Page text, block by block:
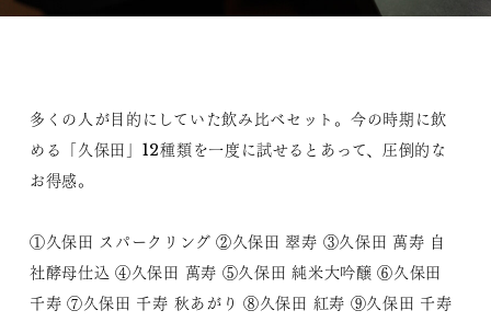
多くの人が目的にしていた飲み比べセット。今の時期に飲
める「久保田」12種類を一度に試せるとあって、圧倒的な
お得感。
①久保田 スパークリング ②久保田 翠寿 ③久保田 萬寿 自
社酵母仕込 ④久保田 萬寿 ⑤久保田 純米大吟醸 ⑥久保田
千寿 ⑦久保田 千寿 秋あがり ⑧久保田 紅寿 ⑨久保田 千寿